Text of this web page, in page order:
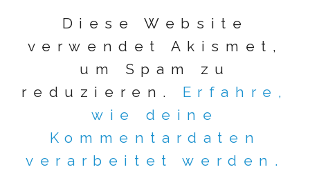
Diese Website
verwendet Akismet,
um Spam zu
reduzieren. Erfahre,
wie deine
Kommentardaten
verarbeitet werden.